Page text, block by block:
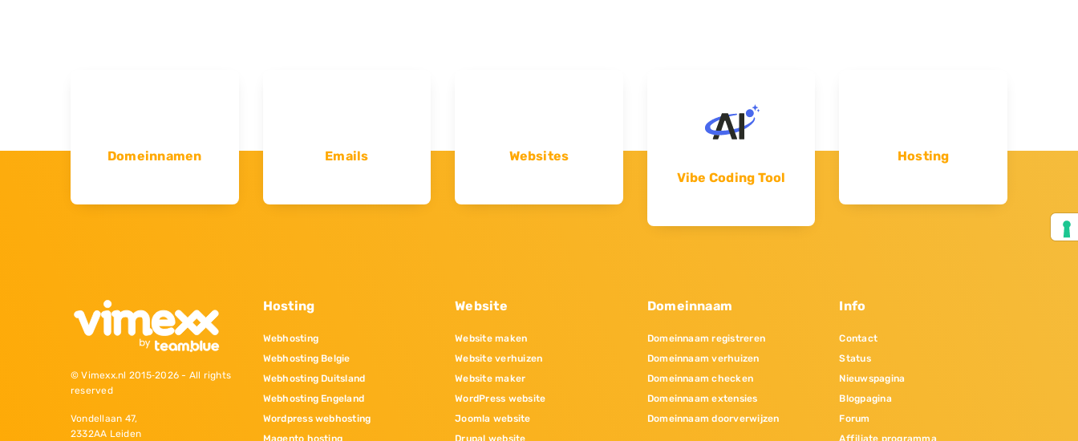
Domeinnamen Emails
Websites
Vibe Coding Tool
Hosting
© Vimexx.nl 2015‐2026 - All rights
reserved
Vondellaan 47,
2332AA Leiden
Hosting
Webhosting
Webhosting Belgie
Webhosting Duitsland
Webhosting Engeland
Wordpress webhosting
Magento hosting
Website
Website maken
Website verhuizen
Website maker
WordPress website
Joomla website
Drupal website
Domeinnaam
Domeinnaam registreren
Domeinnaam verhuizen
Domeinnaam checken
Domeinnaam extensies
Domeinnaam doorverwijzen
Info
Contact
Status
Nieuwspagina
Blogpagina
Forum
Affiliate programma